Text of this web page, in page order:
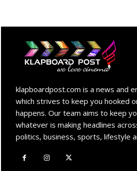
klapboardpost.com is a news and
which strives to keep you hooked
happens. Our team aims to keep
whatever is making headlines
politics, business, sports, lifestyle